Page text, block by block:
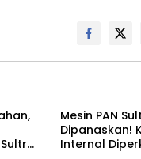
Mesin PAN
Dipanaskan!
Internal